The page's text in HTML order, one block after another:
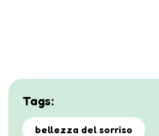
Tags:
bellezza del sorriso